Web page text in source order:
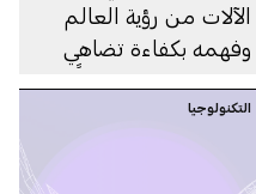
الآلات من رؤية العالم
وفهمه بكفاءة تضاهي
التكنولوجيا